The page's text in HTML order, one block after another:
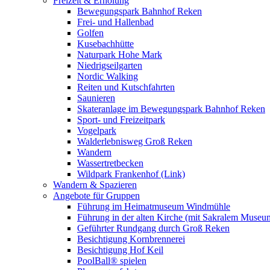
Bewegungspark Bahnhof Reken
Frei- und Hallenbad
Golfen
Kusebachhütte
Naturpark Hohe Mark
Niedrigseilgarten
Nordic Walking
Reiten und Kutschfahrten
Saunieren
Skateranlage im Bewegungspark Bahnhof Reken
Sport- und Freizeitpark
Vogelpark
Walderlebnisweg Groß Reken
Wandern
Wassertretbecken
Wildpark Frankenhof (Link)
Wandern & Spazieren
Angebote für Gruppen
Führung im Heimatmuseum Windmühle
Führung in der alten Kirche (mit Sakralem
Geführter Rundgang durch Groß Reken
Besichtigung Kornbrennerei
Besichtigung Hof Keil
PoolBall® spielen